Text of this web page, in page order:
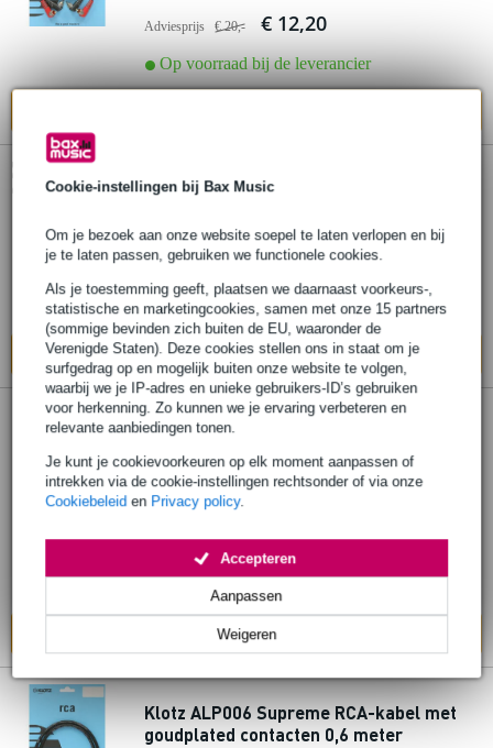
Cookie-instellingen bij Bax Music
Om je bezoek aan onze website soepel te laten verlopen en bij
je te laten passen, gebruiken we functionele cookies.
Als je toestemming geeft, plaatsen we daarnaast voorkeurs-,
statistische en marketingcookies, samen met onze 15 partners
(sommige bevinden zich buiten de EU, waaronder de
Verenigde Staten). Deze cookies stellen ons in staat om je
surfgedrag op en mogelijk buiten onze website te volgen,
waarbij we je IP-adres en unieke gebruikers-ID’s gebruiken
voor herkenning. Zo kunnen we je ervaring verbeteren en
relevante aanbiedingen tonen.
Je kunt je cookievoorkeuren op elk moment aanpassen of
intrekken via de cookie-instellingen rechtsonder of via onze
Cookiebeleid en Privacy policy.
Weigeren
Aanpassen
Accepteren
Adviesprijs € 20,- € 12,20
Op voorraad bij de leverancier
Klotz ALPA050 RCA recht 2p - RCA haaks
€ 56,-
Op voorraad bij de leverancier
In mijn winkelwagen
Klotz D7-SPDIF-03.0 Pro digitale RCA-
kabel voor SPDIF 3 meter
Adviesprijs € 38,-
Op voorraad bij de leverancier
1 winkel
In mijn winkelwagen
Klotz ALP006 Supreme RCA-kabel met
goudplated contacten 0,6 meter